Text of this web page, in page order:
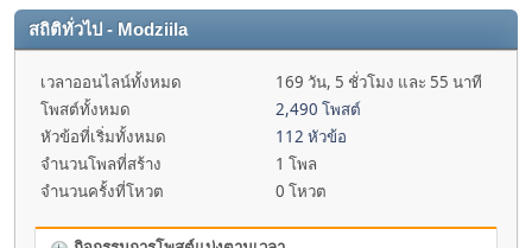
สถิติทั่วไป - Modziila
เวลาออนไลน์ทั้งหมด
169 วัน, 5 ชั่วโมง และ 55 นาที
โพสต์ทั้งหมด
2,490 โพสต์
หัวข้อที่เริ่มทั้งหมด
112 หัวข้อ
จำนวนโพลที่สร้าง
1 โพล
จำนวนครั้งที่โหวต
0 โหวต